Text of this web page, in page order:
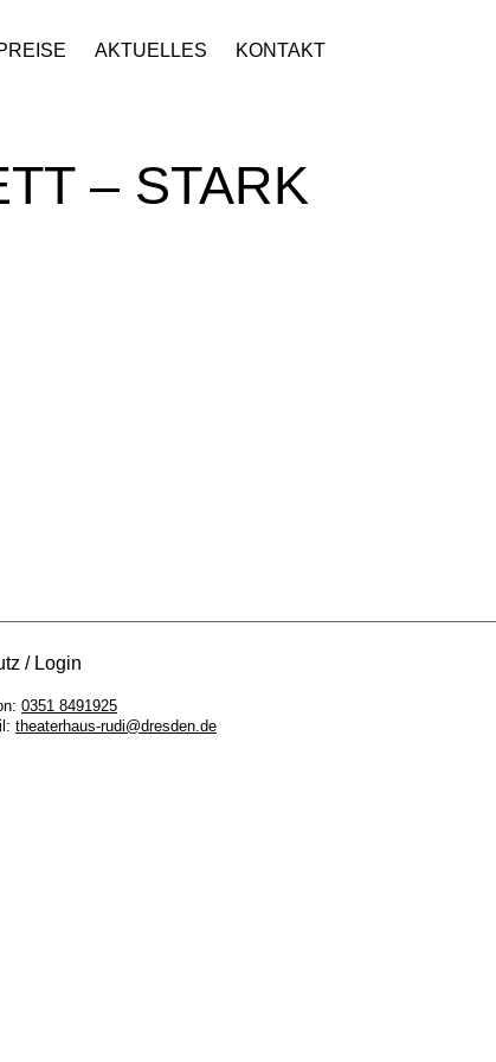
AKTUELLES KONTAKT
– STARK
Login
0351 8491925
theaterhaus-rudi@dresden.de